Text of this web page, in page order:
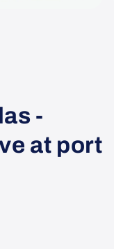
-
at port